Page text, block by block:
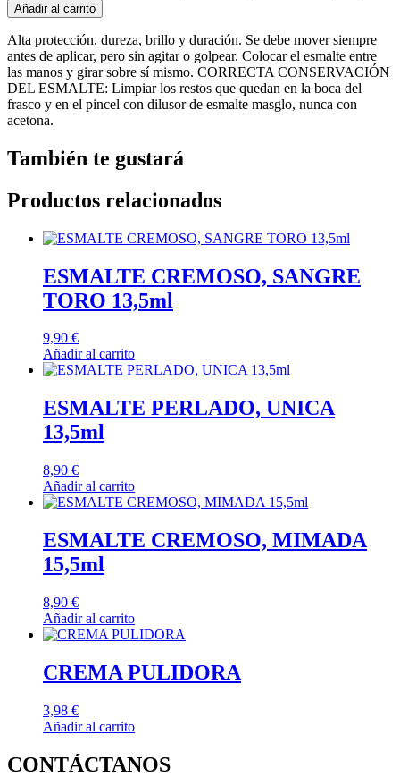
Añadir al carrito
Alta protección, dureza, brillo y duración. Se debe mover siempre
antes de aplicar, pero sin agitar o golpear. Colocar el esmalte entre
las manos y girar sobre sí mismo. CORRECTA CONSERVACIÓN
DEL ESMALTE: Limpiar los restos que quedan en la boca del
frasco y en el pincel con dilusor de esmalte masglo, nunca con
acetona.
También te gustará
Productos relacionados
ESMALTE CREMOSO, SANGRE
TORO 13,5ml
9,90 €
Añadir al carrito
ESMALTE PERLADO, UNICA
13,5ml
8,90 €
Añadir al carrito
ESMALTE CREMOSO, MIMADA
15,5ml
8,90 €
Añadir al carrito
CREMA PULIDORA
3,98 €
Añadir al carrito
CONTÁCTANOS